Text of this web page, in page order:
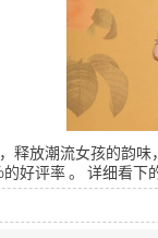
释放潮流女孩的韵
好评率。 详细看下